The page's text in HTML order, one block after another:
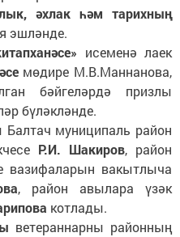
әхлак һәм тарихның
эшләнде.
исеменә лаек
мөдире М.В.Маннанова,
бәйгеләрдә призлы
бүләкләнде.
муниципаль район
Р.И. Шакиров, район
вазифаларын вакытлыча
, район авылара үзәк
котлады.
ветераннарны районның